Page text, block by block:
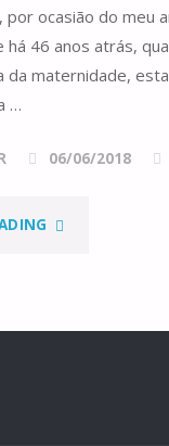
VIDA"
ocasião do meu
há 46 anos atrás,
da maternidade,
…
06/06/2018
"GRAÇAS